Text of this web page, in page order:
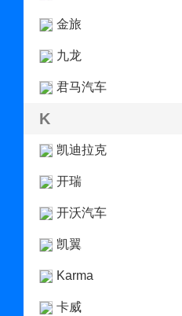
金旅
九龙
君马汽车
K
凯迪拉克
开瑞
开沃汽车
凯翼
Karma
卡威